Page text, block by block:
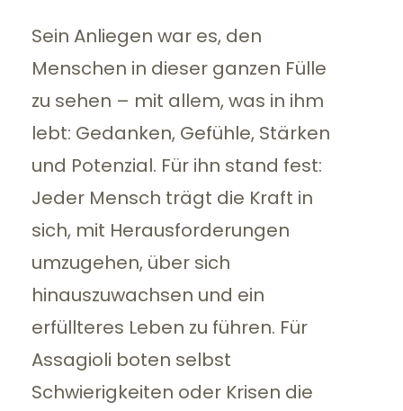
Sein Anliegen war es, den
Menschen in dieser ganzen Fülle
zu sehen – mit allem, was in ihm
lebt: Gedanken, Gefühle, Stärken
und Potenzial. Für ihn stand fest:
Jeder Mensch trägt die Kraft in
sich, mit Herausforderungen
umzugehen, über sich
hinauszuwachsen und ein
erfüllteres Leben zu führen. Für
Assagioli boten selbst
Schwierigkeiten oder Krisen die